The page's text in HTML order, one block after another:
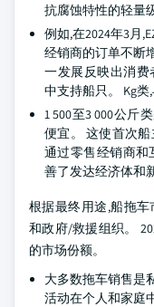
抗腐蚀特性的轻量
例如,在2024年3月
经销商的订单不断
一发展反映出消费
中支持船只。 Kg
1 500至3 000公斤
便宜。 这使首次
通过零售经销商和
善了发达经济体和
根据最终用途,船拖
和政府/救援组织。
的市场份额。
大多数拖车销售是
活动在个人和家庭